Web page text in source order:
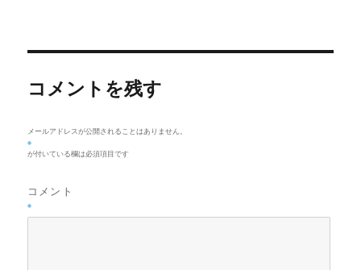
コメントを残す
メールアドレスが公開されることはありません。
※
が付いている欄は必須項目です
コメント
※